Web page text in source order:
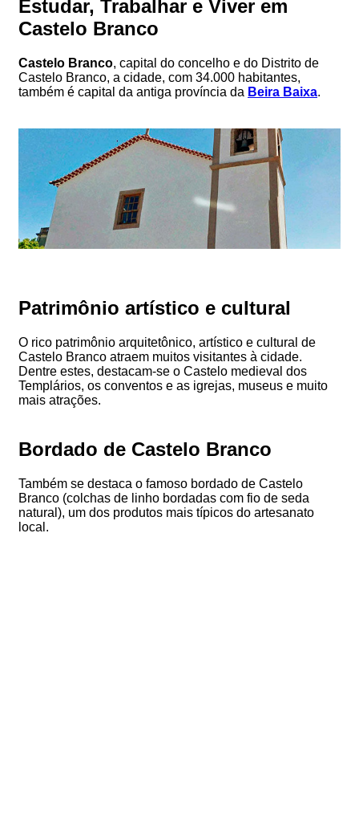
Estudar, Trabalhar e Viver em
Castelo Branco
Castelo Branco, capital do concelho e do Distrito de
Castelo Branco, a cidade, com 34.000 habitantes,
também é capital da antiga província da Beira Baixa.
Patrimônio artístico e cultural
O rico patrimônio arquitetônico, artístico e cultural de
Castelo Branco atraem muitos visitantes à cidade.
Dentre estes, destacam-se o Castelo medieval dos
Templários, os conventos e as igrejas, museus e muito
mais atrações.
Bordado de Castelo Branco
Também se destaca o famoso bordado de Castelo
Branco (colchas de linho bordadas com fio de seda
natural), um dos produtos mais típicos do artesanato
local.